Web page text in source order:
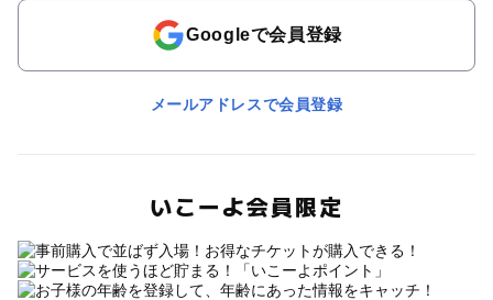
Googleで会員登録
メールアドレスで会員登録
いこーよ会員限定